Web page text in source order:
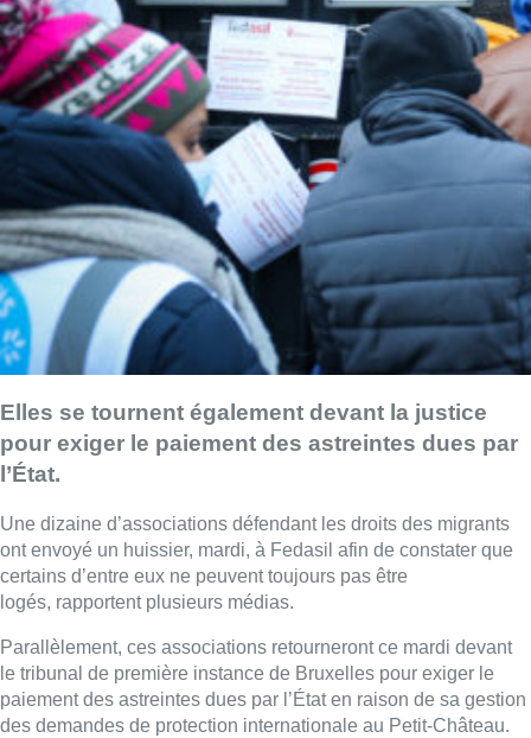
Elles se tournent également devant la justice
pour exiger le paiement des astreintes dues par
l’État.
Une dizaine d’associations défendant les droits des migrants
ont envoyé un huissier, mardi, à Fedasil afin de constater que
certains d’entre eux ne peuvent toujours pas être
logés, rapportent plusieurs médias.
Parallèlement, ces associations retourneront ce mardi devant
le tribunal de première instance de Bruxelles pour exiger le
paiement des astreintes dues par l’État en raison de sa gestion
des demandes de protection internationale au Petit-Château.